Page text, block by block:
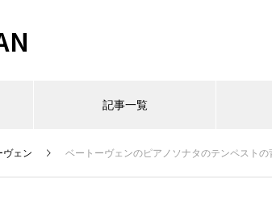
記事一覧
ヴェン ベートーヴェンのピアノソナタのテンペスト